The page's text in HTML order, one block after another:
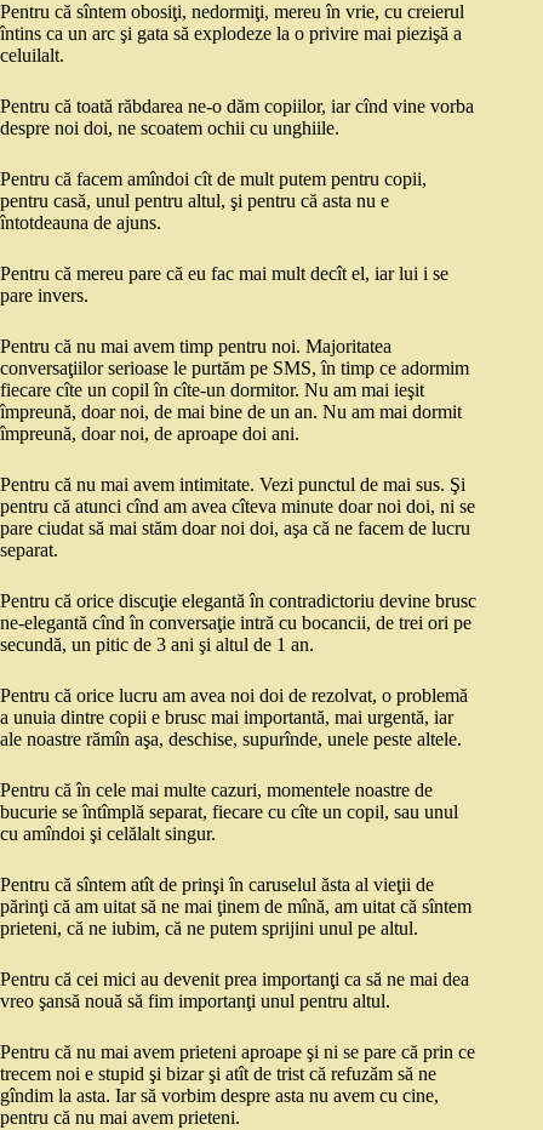
Pentru că sîntem obosiţi, nedormiţi, mereu în vrie, cu creierul
întins ca un arc şi gata să explodeze la o privire mai piezişă a
celuilalt.
Pentru că toată răbdarea ne-o dăm copiilor, iar cînd vine vorba
despre noi doi, ne scoatem ochii cu unghiile.
Pentru că facem amîndoi cît de mult putem pentru copii,
pentru casă, unul pentru altul, şi pentru că asta nu e
întotdeauna de ajuns.
Pentru că mereu pare că eu fac mai mult decît el, iar lui i se
pare invers.
Pentru că nu mai avem timp pentru noi. Majoritatea
conversaţiilor serioase le purtăm pe SMS, în timp ce adormim
fiecare cîte un copil în cîte-un dormitor. Nu am mai ieşit
împreună, doar noi, de mai bine de un an. Nu am mai dormit
împreună, doar noi, de aproape doi ani.
Pentru că nu mai avem intimitate. Vezi punctul de mai sus. Şi
pentru că atunci cînd am avea cîteva minute doar noi doi, ni se
pare ciudat să mai stăm doar noi doi, aşa că ne facem de lucru
separat.
Pentru că orice discuţie elegantă în contradictoriu devine brusc
ne-elegantă cînd în conversaţie intră cu bocancii, de trei ori pe
secundă, un pitic de 3 ani şi altul de 1 an.
Pentru că orice lucru am avea noi doi de rezolvat, o problemă
a unuia dintre copii e brusc mai importantă, mai urgentă, iar
ale noastre rămîn aşa, deschise, supurînde, unele peste altele.
Pentru că în cele mai multe cazuri, momentele noastre de
bucurie se întîmplă separat, fiecare cu cîte un copil, sau unul
cu amîndoi şi celălalt singur.
Pentru că sîntem atît de prinşi în caruselul ăsta al vieţii de
părinţi că am uitat să ne mai ţinem de mînă, am uitat că sîntem
prieteni, că ne iubim, că ne putem sprijini unul pe altul.
Pentru că cei mici au devenit prea importanţi ca să ne mai dea
vreo şansă nouă să fim importanţi unul pentru altul.
Pentru că nu mai avem prieteni aproape şi ni se pare că prin ce
trecem noi e stupid şi bizar şi atît de trist că refuzăm să ne
gîndim la asta. Iar să vorbim despre asta nu avem cu cine,
pentru că nu mai avem prieteni.